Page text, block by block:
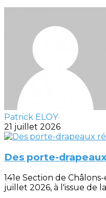
Patrick ELOY
21 juillet 2026
Des porte-
141e Section de
juillet 2026, à l'issue de